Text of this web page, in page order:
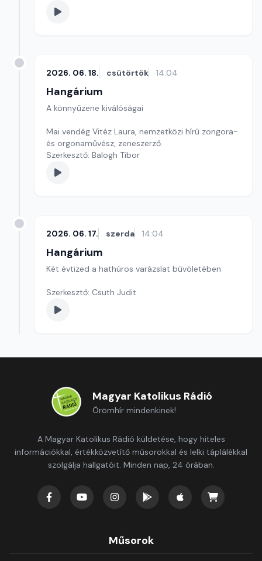
2026. 06. 18. csütörtök 14:04
Hangárium
A könnyűzene kiválóságai
Mai vendég Vitéz Laura, nemzetközi hírű zongora-
és orgonaművész, zeneszerző.
Szerkesztő: Balogh Tibor
2026. 06. 17. szerda 14:04
Hangárium
Két évtized a hathúros varázslat bűvöletében
Szerkesztő: Csuth Judit
Magyar Katolikus Rádió
Örömhír mindenkinek!
A Magyar Katolikus Rádió küldetése, hogy hiteles
információkkal, értékközvetítő műsorokkal és lelki táplálékkal
szolgálja hallgatóit. Minden nap, 24 órában.
Műsorok